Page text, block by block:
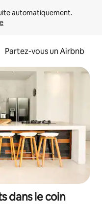
Partez-vous un Airbnb
dans le coin